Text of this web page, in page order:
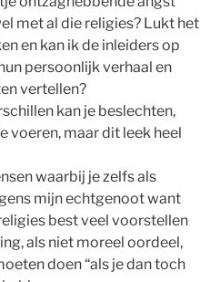
met al die religies? Lukt het
en kan ik de inleiders op
persoonlijk verhaal en
vertellen?
kan je beslechten,
voeren, maar dit leek heel
waarbij je zelfs als
mijn echtgenoot want
best veel voorstellen
als niet moreel oordeel,
doen “als je dan toch